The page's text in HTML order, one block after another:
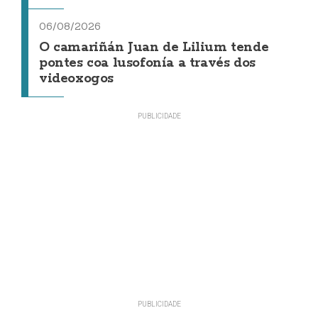
06/08/2026
O camariñán Juan de Lilium tende
pontes coa lusofonía a través dos
videoxogos